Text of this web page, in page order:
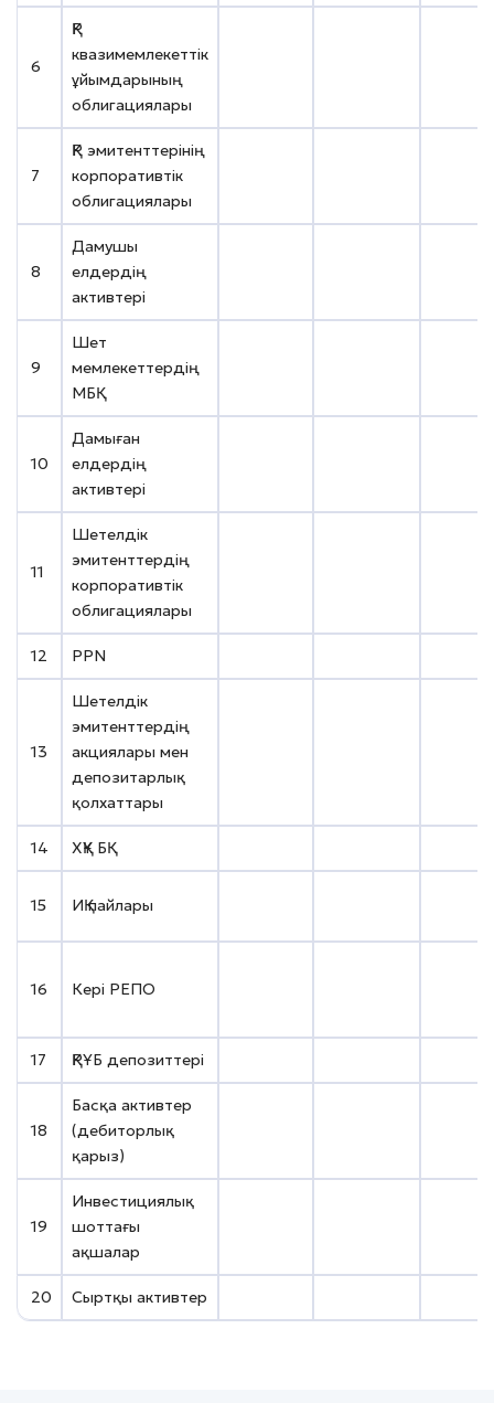
6
ҚР
квазимемлекеттік
ұйымдарының
облигациялары
7
ҚР эмитенттерінің
корпоративтік
облигациялары
8
Дамушы
елдердің
активтері
9
Шет
мемлекеттердің
МБҚ
10
Дамыған
елдердің
активтері
11
Шетелдік
эмитенттердің
корпоративтік
облигациялары
12 PPN
13
Шетелдік
эмитенттердің
акциялары мен
депозитарлық
қолхаттары
14 ХҚҰ БҚ
15 ИҚ пайлары
16 Кері РЕПО
17 ҚРҰБ депозиттері
18
Басқа активтер
(дебиторлық
қарыз)
19
Инвестициялық
шоттағы
ақшалар
20 Сыртқы активтер